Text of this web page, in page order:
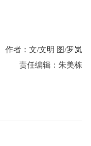
作者：文/文明 图/罗岚
责任编辑：朱美栋